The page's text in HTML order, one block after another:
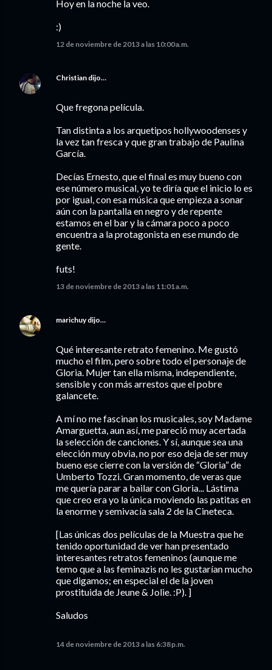
Hoy en la noche la veo.
:)
12 de noviembre de 2013 a las 10:00 a.m.
Christian dijo…
Que fregona película.
Tan distinta a los arquetipos hollywoodenses y
la vez tan fresca y que gran trabajo de Paulina
García.
Decías Ernesto, que el final es muy bueno con
ese número musical, yo te diría que el inicio lo es
por igual, con esa música que empieza a sonar
aún con la pantalla en negro y de repente
estamos en el bar y la cámara poco a poco
encuentra a la protagonista en ese mundo de
gente.
futs!
13 de noviembre de 2013 a las 11:01 a.m.
marichuydijo…
Qué interesante retrato femenino. Me gustó
mucho el film, pero sobre todo el personaje de
Gloria. Mujer tan ella misma, independiente,
sensible y con más arrestos que el pobre
galancete.
A mí no me fascinan los musicales, soy Madame
Amarguetta, aun así, me pareció muy acertada
la selección de canciones. Y sí, aunque sea una
elección muy obvia, no por eso deja de ser muy
bueno ese cierre con la versión de “Gloria” de
Umberto Tozzi. Gran momento, de veras que
me quería parar a bailar con Gloria... Lástima
que creo era yo la única moviendo las patitas en
la enorme y semivacía sala 2 de la Cineteca.
[Las únicas dos películas de la Muestra que he
tenido oportunidad de ver han presentado
interesantes retratos femeninos (aunque me
temo que a las feminazis no les gustarían mucho
que digamos; en especial el de la joven
prostituida de Jeune & Jolie. :P). ]
Saludos
14 de noviembre de 2013 a las 6:38 p.m.